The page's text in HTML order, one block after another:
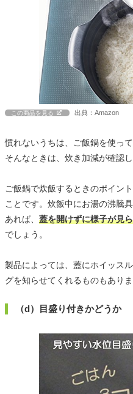
この商品を見る 出典：Amazon
慣れないうちは、ご飯鍋を使っ
そんなときは、炊き加減が確認
ご飯鍋で炊飯するときのポイン
ことです。炊飯中にお湯の沸騰
あれば、 蓋を開けずに様子が見
でしょう。
製品によっては、蓋にホイッス
グを知らせてくれるものもありま
（d）目盛り付きかどうか